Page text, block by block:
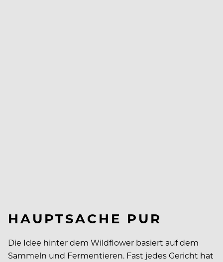
HAUPTSACHE PUR
Die Idee hinter dem Wildflower basiert auf dem
Sammeln und Fermentieren. Fast jedes Gericht hat